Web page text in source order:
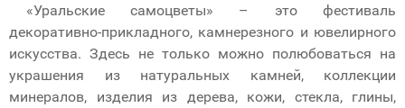
«Уральские самоцветы» – это фестиваль
декоративно-прикладного, камнерезного и ювелирного
искусства. Здесь не только можно полюбоваться на
украшения из натуральных камней, коллекции
минералов, изделия из дерева, кожи, стекла, глины,